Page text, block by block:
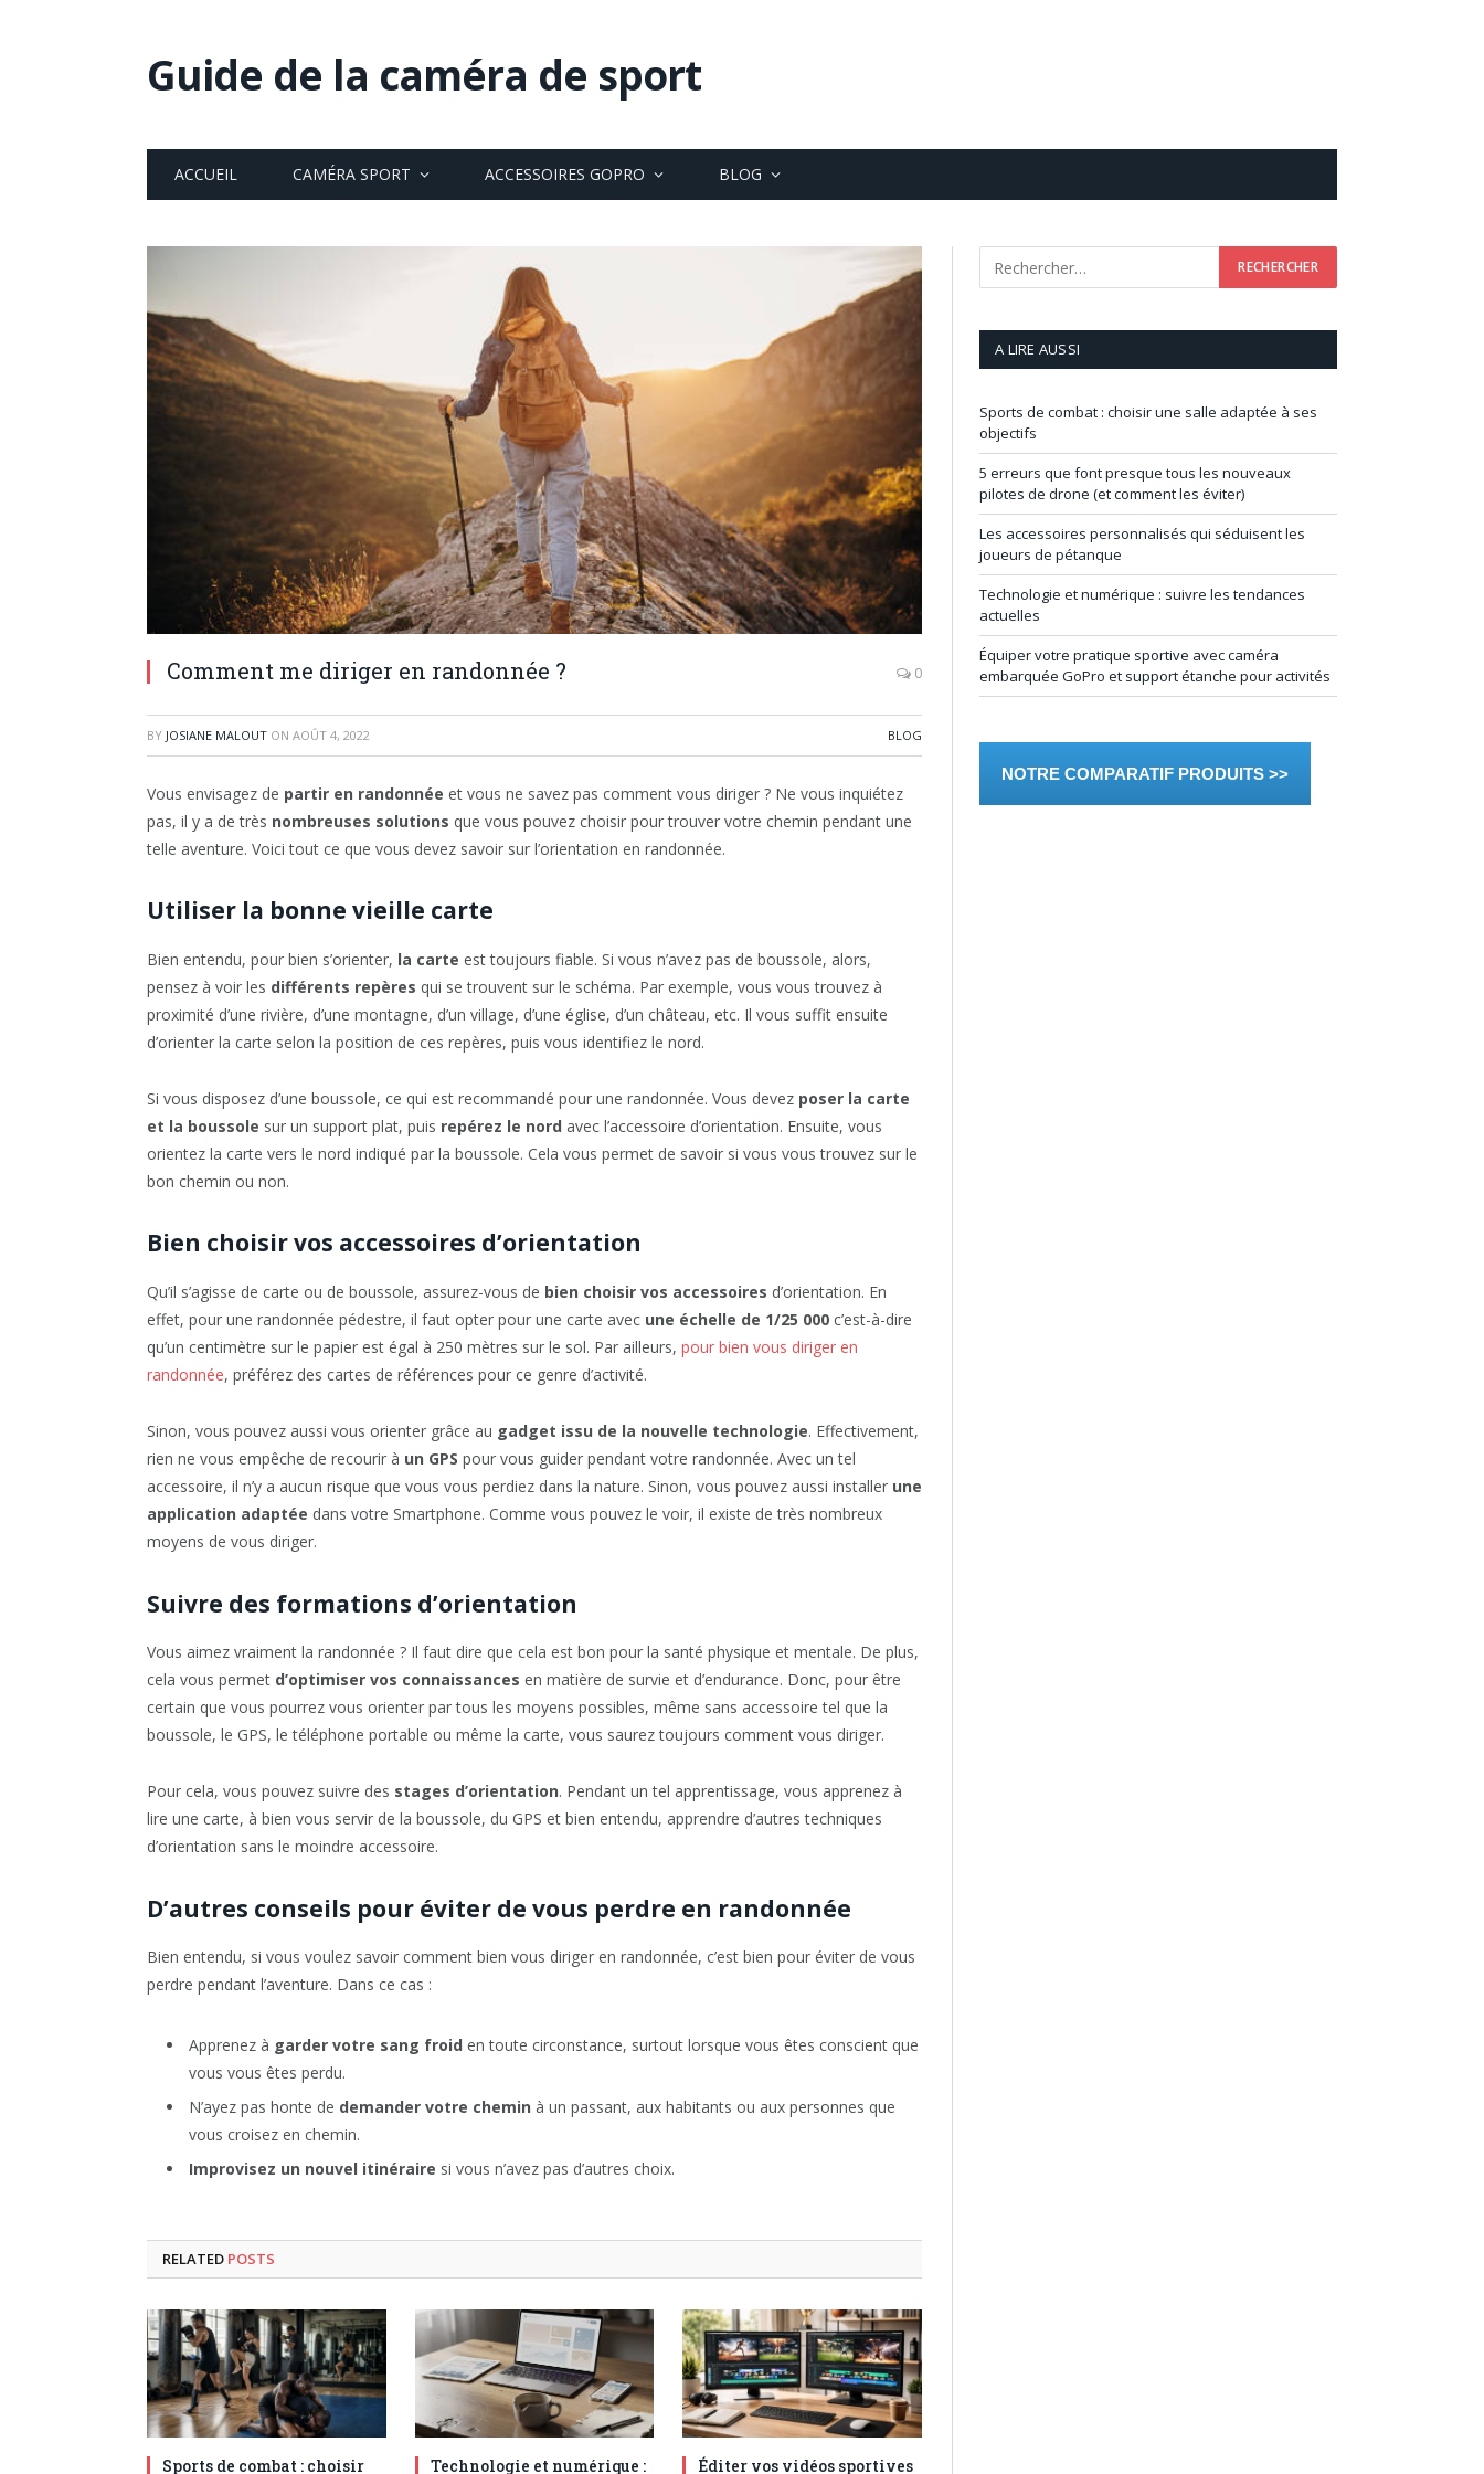
Guide de la caméra de sport
ACCUEIL CAMÉRA SPORT ACCESSOIRES GOPRO BLOG
Comment me diriger en randonnée ? 0
BY JOSIANE MALOUT ON AOÛT 4, 2022 BLOG
Vous envisagez de partir en randonnée et vous ne savez pas comment vous diriger ? Ne vous inquiétez
pas, il y a de très nombreuses solutions que vous pouvez choisir pour trouver votre chemin pendant une
telle aventure. Voici tout ce que vous devez savoir sur l’orientation en randonnée.
Utiliser la bonne vieille carte
Bien entendu, pour bien s’orienter, la carte est toujours fiable. Si vous n’avez pas de boussole, alors,
pensez à voir les différents repères qui se trouvent sur le schéma. Par exemple, vous vous trouvez à
proximité d’une rivière, d’une montagne, d’un village, d’une église, d’un château, etc. Il vous suffit ensuite
d’orienter la carte selon la position de ces repères, puis vous identifiez le nord.
Si vous disposez d’une boussole, ce qui est recommandé pour une randonnée. Vous devez poser la carte
et la boussole sur un support plat, puis repérez le nord avec l’accessoire d’orientation. Ensuite, vous
orientez la carte vers le nord indiqué par la boussole. Cela vous permet de savoir si vous vous trouvez sur le
bon chemin ou non.
Bien choisir vos accessoires d’orientation
Qu’il s’agisse de carte ou de boussole, assurez-vous de bien choisir vos accessoires d’orientation. En
effet, pour une randonnée pédestre, il faut opter pour une carte avec une échelle de 1/25 000 c’est-à-dire
qu’un centimètre sur le papier est égal à 250 mètres sur le sol. Par ailleurs, pour bien vous diriger en
randonnée, préférez des cartes de références pour ce genre d’activité.
Sinon, vous pouvez aussi vous orienter grâce au gadget issu de la nouvelle technologie. Effectivement,
rien ne vous empêche de recourir à un GPS pour vous guider pendant votre randonnée. Avec un tel
accessoire, il n’y a aucun risque que vous vous perdiez dans la nature. Sinon, vous pouvez aussi installer une
application adaptée dans votre Smartphone. Comme vous pouvez le voir, il existe de très nombreux
moyens de vous diriger.
Suivre des formations d’orientation
Vous aimez vraiment la randonnée ? Il faut dire que cela est bon pour la santé physique et mentale. De plus,
cela vous permet d’optimiser vos connaissances en matière de survie et d’endurance. Donc, pour être
certain que vous pourrez vous orienter par tous les moyens possibles, même sans accessoire tel que la
boussole, le GPS, le téléphone portable ou même la carte, vous saurez toujours comment vous diriger.
Pour cela, vous pouvez suivre des stages d’orientation. Pendant un tel apprentissage, vous apprenez à
lire une carte, à bien vous servir de la boussole, du GPS et bien entendu, apprendre d’autres techniques
d’orientation sans le moindre accessoire.
D’autres conseils pour éviter de vous perdre en randonnée
Bien entendu, si vous voulez savoir comment bien vous diriger en randonnée, c’est bien pour éviter de vous
perdre pendant l’aventure. Dans ce cas :
Apprenez à garder votre sang froid en toute circonstance, surtout lorsque vous êtes conscient que
vous vous êtes perdu.
N’ayez pas honte de demander votre chemin à un passant, aux habitants ou aux personnes que
vous croisez en chemin.
Improvisez un nouvel itinéraire si vous n’avez pas d’autres choix.
RELATED POSTS
Sports de combat : choisir Technologie et numérique : Éditer vos vidéos sportives
A LIRE AUSSI
Sports de combat : choisir une salle adaptée à ses
objectifs
5 erreurs que font presque tous les nouveaux
pilotes de drone (et comment les éviter)
Les accessoires personnalisés qui séduisent les
joueurs de pétanque
Technologie et numérique : suivre les tendances
actuelles
Équiper votre pratique sportive avec caméra
embarquée GoPro et support étanche pour activités
NOTRE COMPARATIF PRODUITS >>